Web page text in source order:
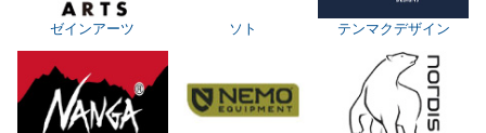
ゼインアーツ ソト テンマクデザイン